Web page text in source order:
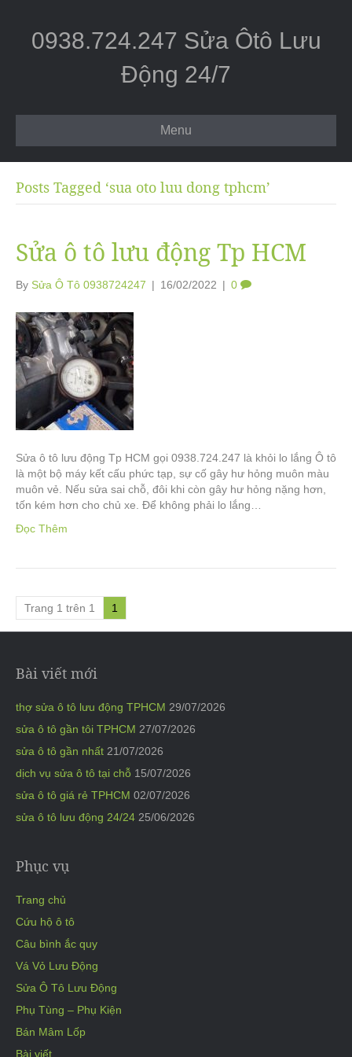
0938.724.247 Sửa Ôtô Lưu
Động 24/7
Menu
Posts Tagged ‘sua oto luu dong tphcm’
Sửa ô tô lưu động Tp HCM
By Sửa Ô Tô 0938724247 | 16/02/2022 | 0
Sửa ô tô lưu động Tp HCM gọi 0938.724.247 là khỏi lo lắng Ô tô
là một bộ máy kết cấu phức tạp, sự cố gây hư hỏng muôn màu
muôn vẻ. Nếu sửa sai chỗ, đôi khi còn gây hư hỏng nặng hơn,
tốn kém hơn cho chủ xe. Để không phải lo lắng…
Đọc Thêm
Trang 1 trên 1 1
Bài viết mới
thợ sửa ô tô lưu động TPHCM 29/07/2026
sửa ô tô gần tôi TPHCM 27/07/2026
sửa ô tô gần nhất 21/07/2026
dịch vụ sửa ô tô tại chỗ 15/07/2026
sửa ô tô giá rẻ TPHCM 02/07/2026
sửa ô tô lưu động 24/24 25/06/2026
Phục vụ
Trang chủ
Cứu hộ ô tô
Câu bình ắc quy
Vá Vỏ Lưu Động
Sửa Ô Tô Lưu Động
Phụ Tùng – Phụ Kiện
Bán Mâm Lốp
Bài viết